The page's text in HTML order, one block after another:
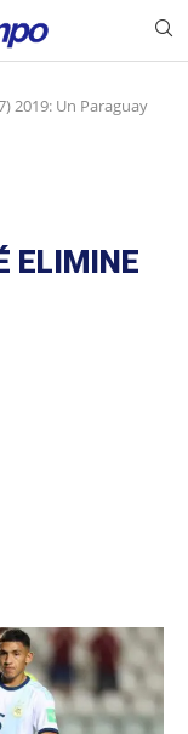
2019: Un Paraguay
ELIMINE